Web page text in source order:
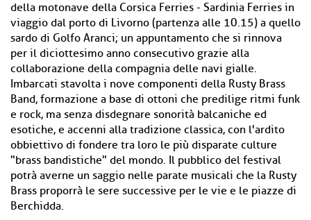
della motonave della Corsica Ferries - Sardinia Ferries in
viaggio dal porto di Livorno (partenza alle 10.15) a quello
sardo di Golfo Aranci; un appuntamento che si rinnova
per il diciottesimo anno consecutivo grazie alla
collaborazione della compagnia delle navi gialle.
Imbarcati stavolta i nove componenti della Rusty Brass
Band, formazione a base di ottoni che predilige ritmi funk
e rock, ma senza disdegnare sonorità balcaniche ed
esotiche, e accenni alla tradizione classica, con l'ardito
obbiettivo di fondere tra loro le più disparate culture
"brass bandistiche" del mondo. Il pubblico del festival
potrà averne un saggio nelle parate musicali che la Rusty
Brass proporrà le sere successive per le vie e le piazze di
Berchidda.